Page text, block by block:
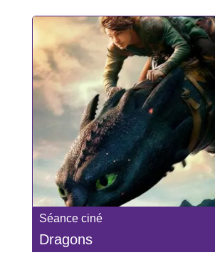
Séance ciné
Dragons